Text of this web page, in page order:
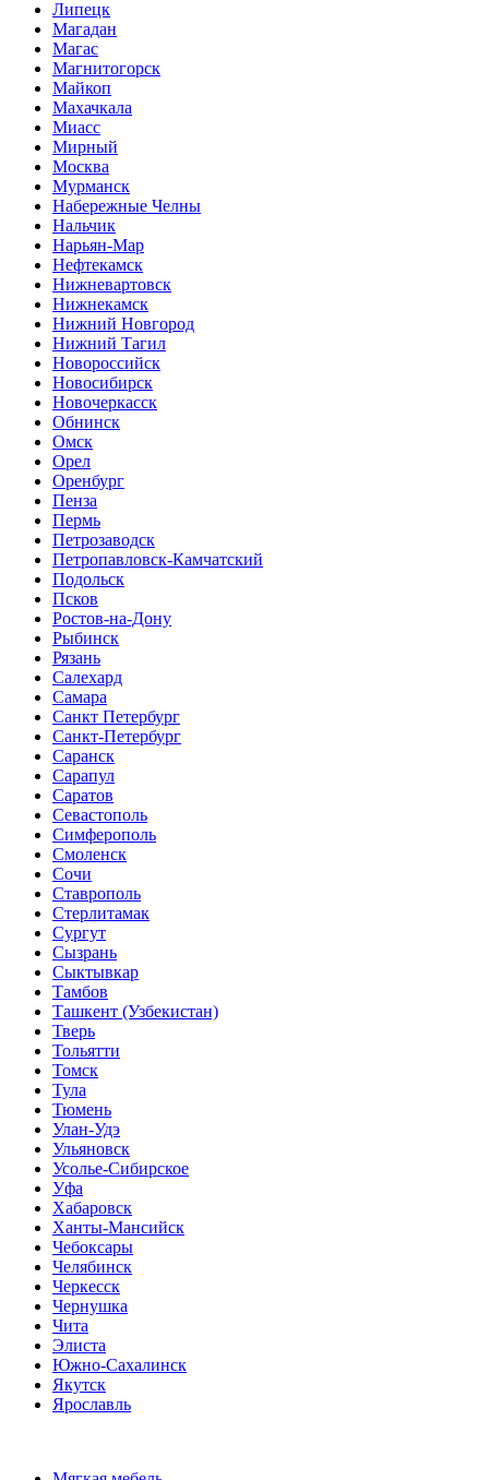
Липецк
Магадан
Магас
Магнитогорск
Майкоп
Махачкала
Миасс
Мирный
Москва
Мурманск
Набережные Челны
Нальчик
Нарьян-Мар
Нефтекамск
Нижневартовск
Нижнекамск
Нижний Новгород
Нижний Тагил
Новороссийск
Новосибирск
Новочеркасск
Обнинск
Омск
Орел
Оренбург
Пенза
Пермь
Петрозаводск
Петропавловск-Камчатский
Подольск
Псков
Ростов-на-Дону
Рыбинск
Рязань
Салехард
Самара
Санкт Петербург
Санкт-Петербург
Саранск
Сарапул
Саратов
Севастополь
Симферополь
Смоленск
Сочи
Ставрополь
Стерлитамак
Сургут
Сызрань
Сыктывкар
Тамбов
Ташкент (Узбекистан)
Тверь
Тольятти
Томск
Тула
Тюмень
Улан-Удэ
Ульяновск
Усолье-Сибирское
Уфа
Хабаровск
Ханты-Мансийск
Чебоксары
Челябинск
Черкесск
Чернушка
Чита
Элиста
Южно-Сахалинск
Якутск
Ярославль